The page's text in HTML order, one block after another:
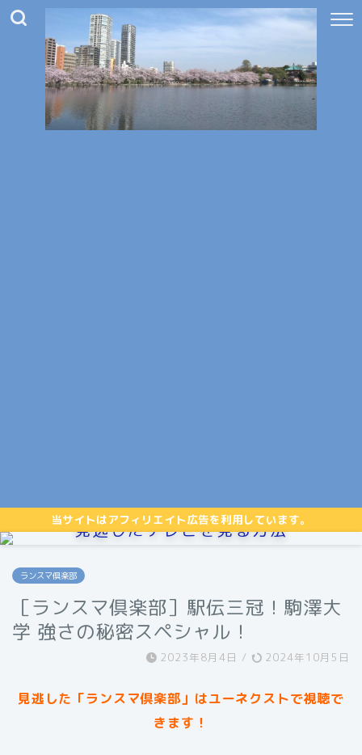
当サイトはアフィリエイト広告を利用しています。
見逃したテレビを見る方法
ランスマ倶楽部
［ランスマ倶楽部］駅伝三冠！駒澤大
学 強さの秘密スペシャル！
2023年8月4日 / 2024年10月5日
見逃した「ランスマ倶楽部」はユーネクストで視聴で
きます！